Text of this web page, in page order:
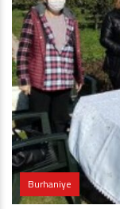
Burhaniye